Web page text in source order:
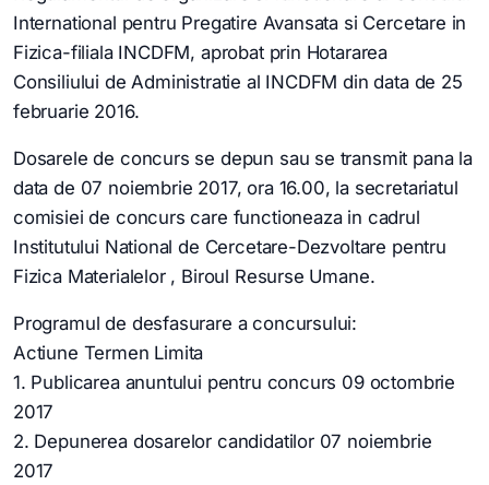
International pentru Pregatire Avansata si Cercetare in
Fizica-filiala INCDFM, aprobat prin Hotararea
Consiliului de Administratie al INCDFM din data de 25
februarie 2016.
Dosarele de concurs se depun sau se transmit pana la
data de 07 noiembrie 2017, ora 16.00, la secretariatul
comisiei de concurs care functioneaza in cadrul
Institutului National de Cercetare-Dezvoltare pentru
Fizica Materialelor , Biroul Resurse Umane.
Programul de desfasurare a concursului:
Actiune Termen Limita
1. Publicarea anuntului pentru concurs 09 octombrie
2017
2. Depunerea dosarelor candidatilor 07 noiembrie
2017